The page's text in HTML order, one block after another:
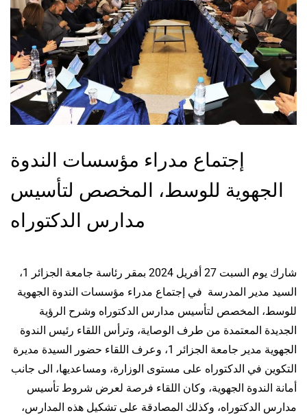
إجتماع مدراء مؤسسات الندوة
الجهوية للوسط، المخصص لتأسيس
مدارس الدكتوراه
شارك يوم السبت 27 أفريل 2024 بمقر رئاسة جامعة الجزائر 1،
السيد مدير المدرسة في إجتماع مدراء مؤسسات الندوة الجهوية
للوسط، المخصص لتأسيس مدارس الدكتوراه وشرح الرؤية
الجديدة المعتمدة من طرف الوصاية، وترأس اللقاء رئيس الندوة
الجهوية مدير جامعة الجزائر 1، وعرف اللقاء حضور السيدة مديرة
التكوين في الدكتوراه على مستوى الوزارة، ومساعديها، الى جانب
أمانة الندوة الجهوية، وكان اللقاء فرصة لعرض شروط تأسيس
مدارس الدكتوراه، وكذلك المصادقة على تشكيل هذه المدارس،